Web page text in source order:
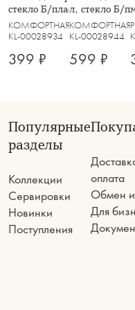
стекло Б/пластик, Special
КОМФОРТНАЯ КУХНЯ
KL-00028934
399 ₽
л, стекло Б/
КОМФОРТНАЯ
KL-00028944
599 ₽
Популярные
разделы
Коллекции
Сервировки
Новинки
Поступления
оплата
Обмен и
Для